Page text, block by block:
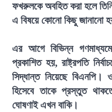
ফখরুলকে অবহিত করা হলে
এ বিষয়ে কোনো কিছু জানানো
এর আগে বিভিন্ন
প্রকাশিত হয়, রাষ্ট্রপতি
সিদ্ধান্ত নিয়েছে বিএনপি।
হিসেবে তাকে প্রস্তুত
ঘোষণাই এখন বাকি।